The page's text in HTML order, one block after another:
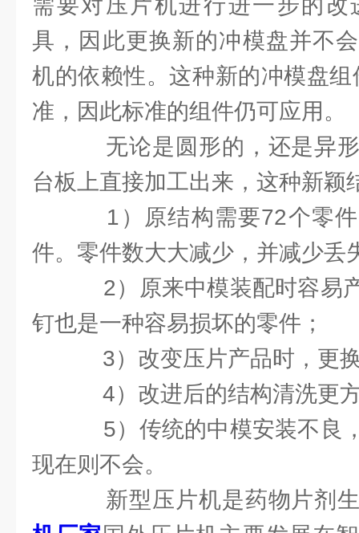
需要对压片机进行进一步的
具，因此更换新的冲模盘并不
机的依赖性。这种新的冲模盘
准，因此标准的组件仍可应用。
无论是圆形的，还是异
台板上直接加工出来，这种新颖
1）原结构需要72个零
件。零件数大大减少，并减少丢
2）原来中模装配时容易
钉也是一种容易损坏的零件；
3）改变压片产品时，更
4）改进后的结构清洗更
5）传统的中模安装不良
现在则不会。
新型压片机是药物片剂